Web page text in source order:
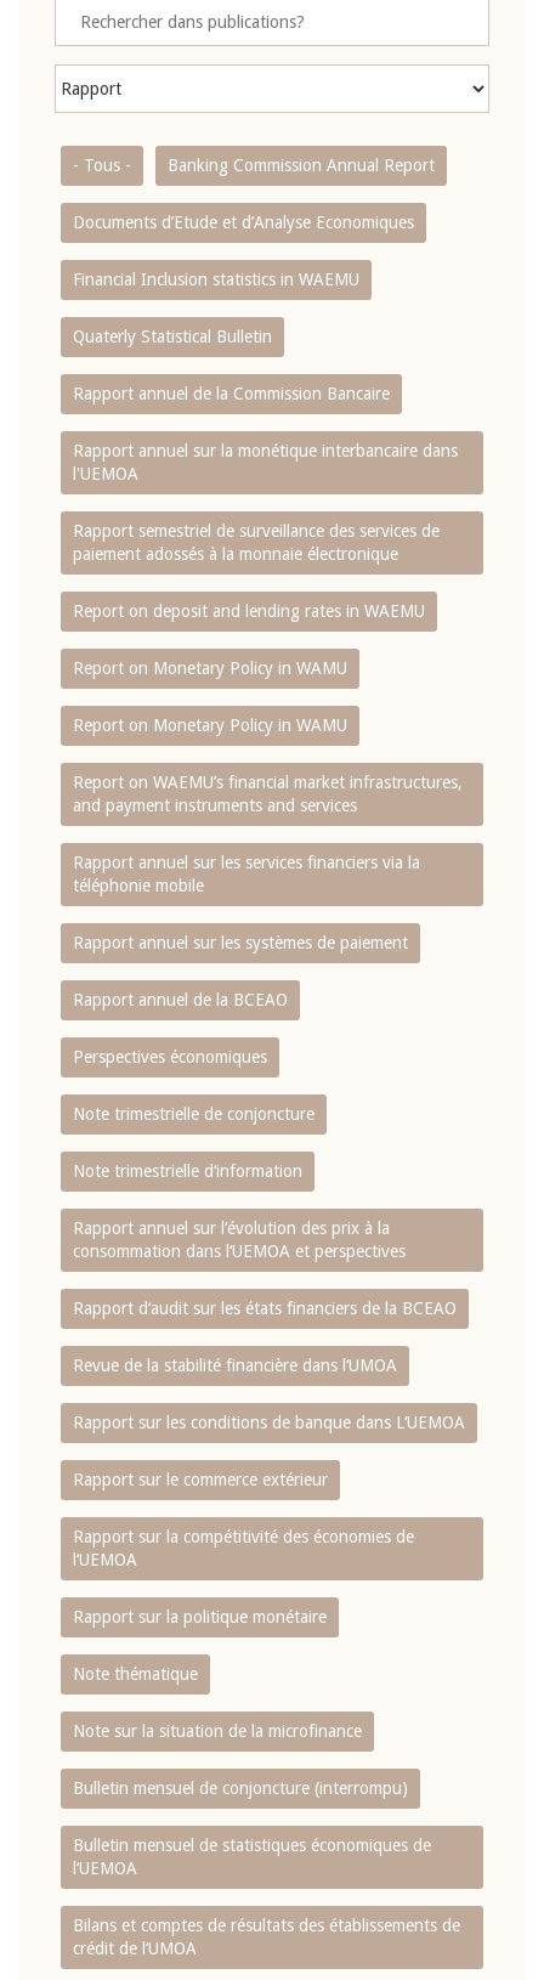
- Tous - Banking Commission Annual Report
Documents d’Etude et d’Analyse Economiques
Financial Inclusion statistics in WAEMU
Quaterly Statistical Bulletin
Rapport annuel de la Commission Bancaire
Rapport annuel sur la monétique interbancaire dans
l'UEMOA
Rapport semestriel de surveillance des services de
paiement adossés à la monnaie électronique
Report on deposit and lending rates in WAEMU
Report on Monetary Policy in WAMU
Report on Monetary Policy in WAMU
Report on WAEMU’s financial market infrastructures,
and payment instruments and services
Rapport annuel sur les services financiers via la
téléphonie mobile
Rapport annuel sur les systèmes de paiement
Rapport annuel de la BCEAO
Perspectives économiques
Note trimestrielle de conjoncture
Note trimestrielle d‘information
Rapport annuel sur l‘évolution des prix à la
consommation dans l‘UEMOA et perspectives
Rapport d‘audit sur les états financiers de la BCEAO
Revue de la stabilité financière dans l‘UMOA
Rapport sur les conditions de banque dans L‘UEMOA
Rapport sur le commerce extérieur
Rapport sur la compétitivité des économies de
l‘UEMOA
Rapport sur la politique monétaire
Note thématique
Note sur la situation de la microfinance
Bulletin mensuel de conjoncture (interrompu)
Bulletin mensuel de statistiques économiques de
l‘UEMOA
Bilans et comptes de résultats des établissements de
crédit de l‘UMOA